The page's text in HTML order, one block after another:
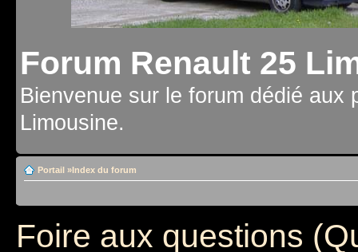
Forum Renault 25
Bienvenue sur le forum dédié aux
Limousine.
Portail »Index du forum
Foire aux questions